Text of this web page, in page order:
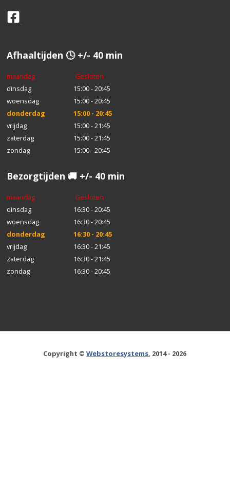
Afhaaltijden 🕓 +/- 40 min
maandag
Gesloten
dinsdag
15:00 - 20:45
woensdag
15:00 - 20:45
donderdag
15:00 - 20:45
vrijdag
15:00 - 21:45
zaterdag
15:00 - 21:45
zondag
15:00 - 20:45
Bezorgtijden 🚚 +/- 40 min
maandag
Gesloten
dinsdag
16:30 - 20:45
woensdag
16:30 - 20:45
donderdag
16:30 - 20:45
vrijdag
16:30 - 21:45
zaterdag
16:30 - 21:45
zondag
16:30 - 20:45
Copyright ©Webstoresystems, 2014 - 2026